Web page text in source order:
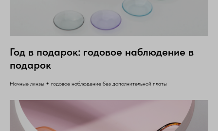
Год в подарок: годовое наблюдение в
подарок
Ночные линзы + годовое наблюдение без дополнительной платы